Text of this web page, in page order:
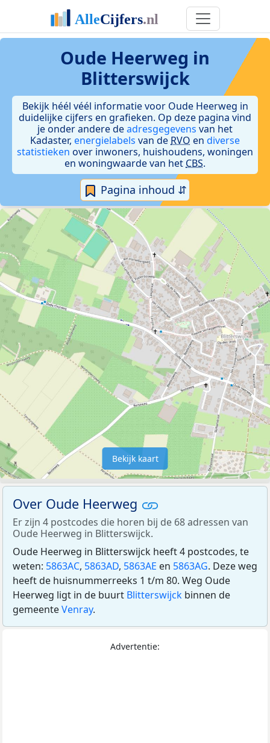
Oude Heerweg in
Blitterswijck
Bekijk héél véél informatie voor Oude Heerweg in
duidelijke cijfers en grafieken. Op deze pagina vind
je onder andere deadresgegevens van het
Kadaster, energielabels van de RVO en diverse
statistieken over inwoners, huishoudens, woningen
en woningwaarde van het CBS.
Pagina inhoud ⇵
Bekijk kaart
Over Oude Heerweg
Er zijn 4 postcodes die horen bij de 68 adressen van
Oude Heerweg in Blitterswijck.
Oude Heerweg in Blitterswijck heeft 4 postcodes, te
weten: 5863AC, 5863AD, 5863AE en 5863AG. Deze weg
heeft de huisnummerreeks 1 t/m 80. Weg Oude
Heerweg ligt in de buurt Blitterswijck binnen de
gemeenteVenray.
Advertentie: